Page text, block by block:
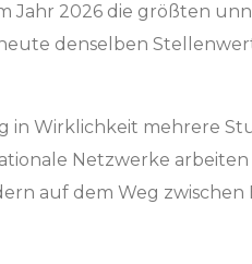
Jahr 2026 die größten
denselben
Wirklichkeit mehrere
Netzwerke
auf dem Weg zwischen